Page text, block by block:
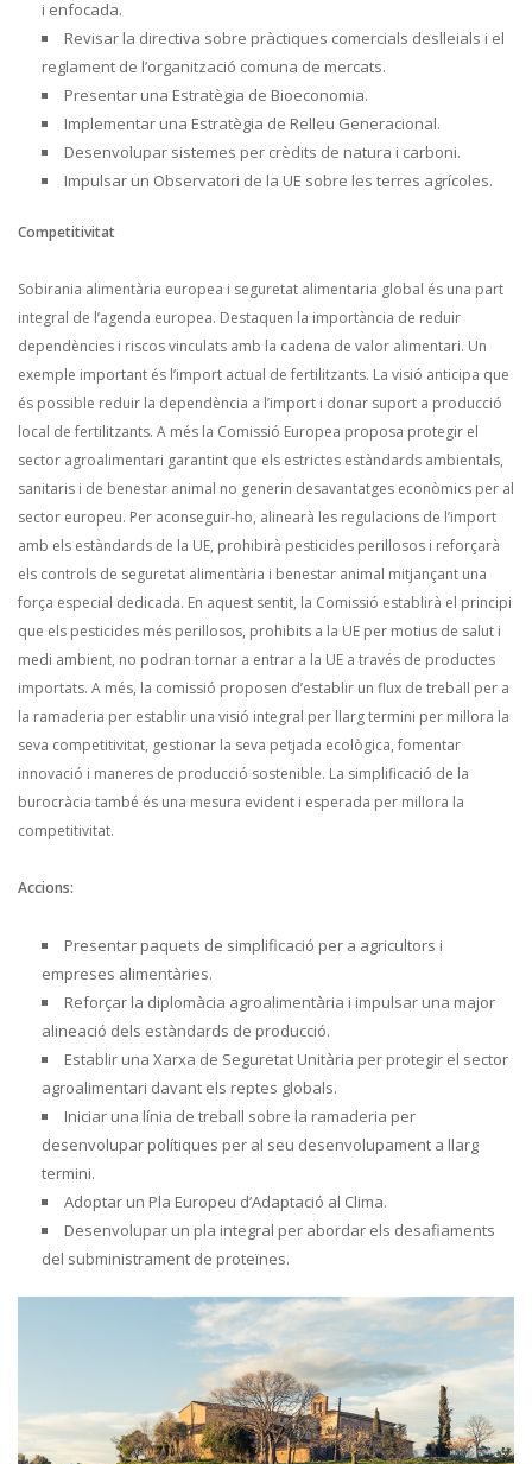
i enfocada.
Revisar la directiva sobre pràctiques comercials deslleials i el
reglament de l’organització comuna de mercats.
Presentar una Estratègia de Bioeconomia.
Implementar una Estratègia de Relleu Generacional.
Desenvolupar sistemes per crèdits de natura i carboni.
Impulsar un Observatori de la UE sobre les terres agrícoles.
Competitivitat
Sobirania alimentària europea i seguretat alimentaria global és una part
integral de l’agenda europea. Destaquen la importància de reduir
dependències i riscos vinculats amb la cadena de valor alimentari. Un
exemple important és l’import actual de fertilitzants. La visió anticipa que
és possible reduir la dependència a l’import i donar suport a producció
local de fertilitzants. A més la Comissió Europea proposa protegir el
sector agroalimentari garantint que els estrictes estàndards ambientals,
sanitaris i de benestar animal no generin desavantatges econòmics per al
sector europeu. Per aconseguir-ho, alinearà les regulacions de l’import
amb els estàndards de la UE, prohibirà pesticides perillosos i reforçarà
els controls de seguretat alimentària i benestar animal mitjançant una
força especial dedicada. En aquest sentit, la Comissió establirà el principi
que els pesticides més perillosos, prohibits a la UE per motius de salut i
medi ambient, no podran tornar a entrar a la UE a través de productes
importats. A més, la comissió proposen d’establir un flux de treball per a
la ramaderia per establir una visió integral per llarg termini per millora la
seva competitivitat, gestionar la seva petjada ecològica, fomentar
innovació i maneres de producció sostenible. La simplificació de la
burocràcia també és una mesura evident i esperada per millora la
competitivitat.
Accions:
Presentar paquets de simplificació per a agricultors i
empreses alimentàries.
Reforçar la diplomàcia agroalimentària i impulsar una major
alineació dels estàndards de producció.
Establir una Xarxa de Seguretat Unitària per protegir el sector
agroalimentari davant els reptes globals.
Iniciar una línia de treball sobre la ramaderia per
desenvolupar polítiques per al seu desenvolupament a llarg
termini.
Adoptar un Pla Europeu d’Adaptació al Clima.
Desenvolupar un pla integral per abordar els desafiaments
del subministrament de proteïnes.